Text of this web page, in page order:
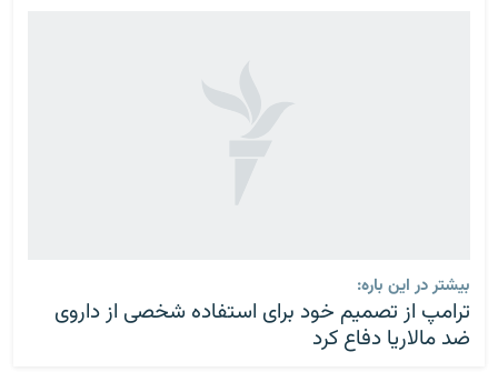
بیشتر در این باره:
ترامپ از تصمیم خود برای استفاده شخصی از داروی
ضد مالاریا دفاع کرد